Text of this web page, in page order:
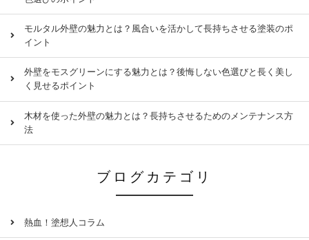
モルタル外壁の魅力とは？風合いを活かして長持ちさせる塗装のポ
イント
外壁をモスグリーンにする魅力とは？後悔しない色選びと長く美し
く見せるポイント
木材を使った外壁の魅力とは？長持ちさせるためのメンテナンス方
法
ブログカテゴリ
熱血！塗想人コラム